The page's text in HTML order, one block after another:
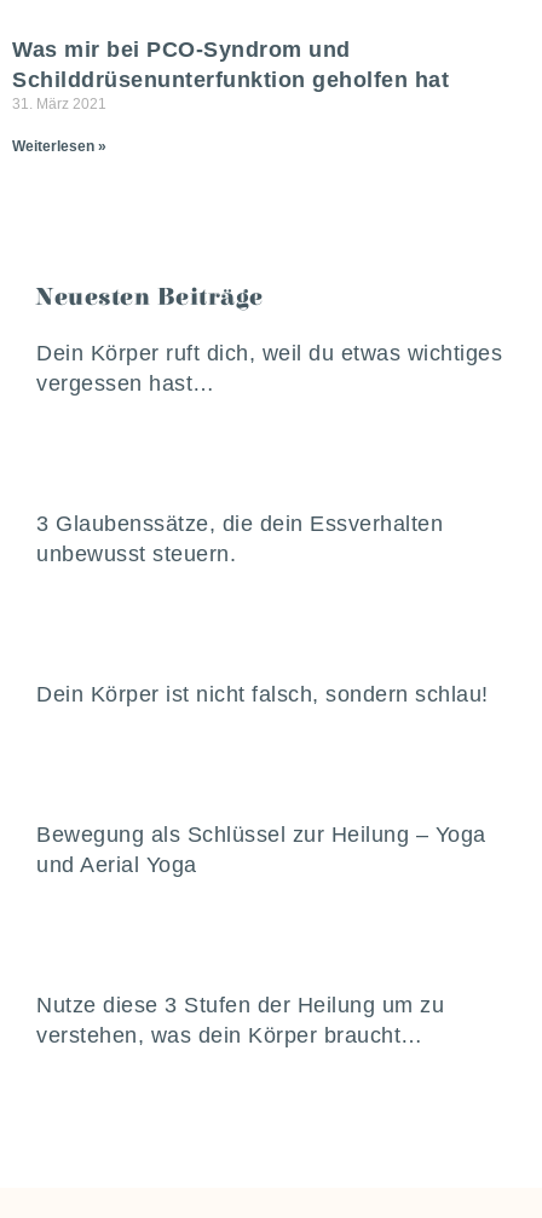
Was mir bei PCO-Syndrom und
Schilddrüsenunterfunktion geholfen hat
31. März 2021
Weiterlesen »
Neuesten Beiträge
Dein Körper ruft dich, weil du etwas wichtiges
vergessen hast…
3 Glaubenssätze, die dein Essverhalten
unbewusst steuern.
Dein Körper ist nicht falsch, sondern schlau!
Bewegung als Schlüssel zur Heilung – Yoga
und Aerial Yoga
Nutze diese 3 Stufen der Heilung um zu
verstehen, was dein Körper braucht…